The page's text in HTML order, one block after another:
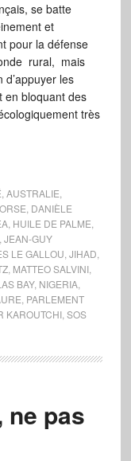
se batte
et
pour la défense
rural, mais
d’appuyer les
en bloquant des
très
AUSTRALIE
DANIÈLE
, HUILE DE PALME
JEAN-GUY
LE GALLOU JIHAD
, MATTEO SALVINI,
BAY, NIGERIA,
PARLEMENT
KAROUTCHI, SOS
ne pas